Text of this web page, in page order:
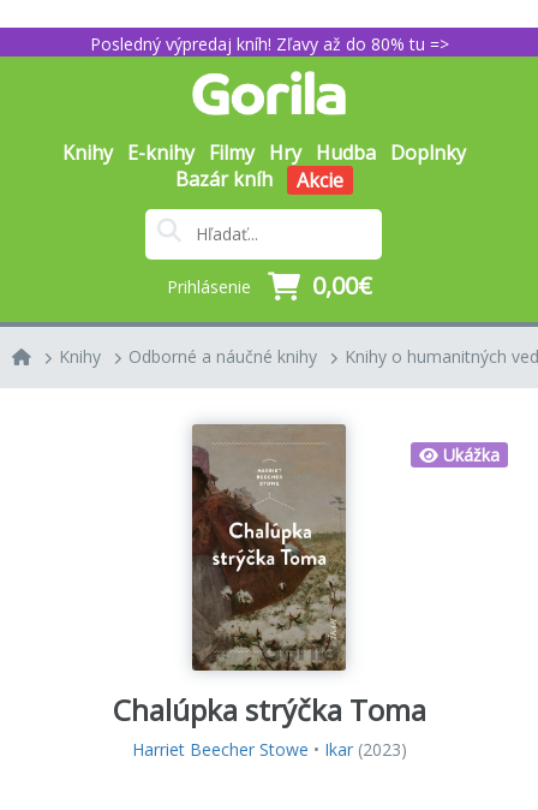
Posledný výpredaj kníh! Zľavy až do 80% tu =>
Knihy E-knihy Filmy Hry Hudba Doplnky
Bazár kníh
Akcie
Prihlásenie 0,00€
Knihy Odborné a náučné knihy Knihy o humanitných
Ukážka
Chalúpka strýčka Toma
Harriet Beecher Stowe • Ikar(2023)